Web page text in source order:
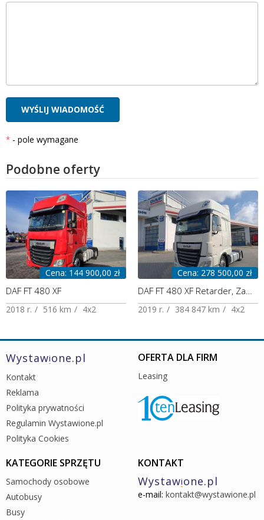
- pole wymagane
Podobne oferty
Cena: 144 900,00 zł
DAF FT 480 XF
2018 r. 516 km 4x2
Cena: 278 500,00 zł
2019 r. 384 847 km 4x2
Wystawione.pl
Kontakt
Reklama
Polityka prywatności
Regulamin Wystawione.pl
Polityka Cookies
OFERTA DLA FIRM
Leasing
KATEGORIE SPRZĘTU
Samochody osobowe
Autobusy
Busy
KONTAKT
Wystawione.pl
e-mail: kontakt@wystawione.pl